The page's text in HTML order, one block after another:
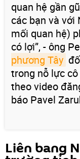
quan hệ gần
các bạn và với
mối quan hệ)
có lợi”, - ông
phương Tây
trong nỗ lực
theo video
báo Pavel
Liên bang